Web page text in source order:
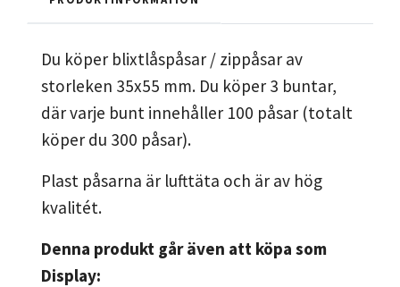
Du köper blixtlåspåsar / zippåsar av
storleken 35x55 mm. Du köper 3 buntar,
där varje bunt innehåller 100 påsar (totalt
köper du 300 påsar).
Plast påsarna är lufttäta och är av hög
kvalitét.
Denna produkt går även att köpa som
Display: